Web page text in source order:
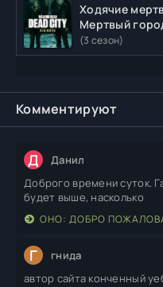
Ходячие
Мертвый
(3 сезон)
Комментируют
Д Данил
Доброго времени суток.
будет выше, насколько
ОНО: ДОБРО
Г гнида
автор сайта конченный